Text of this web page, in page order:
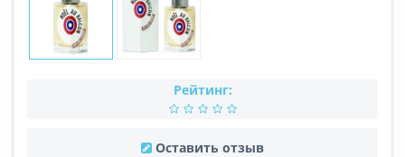
Рейтинг:
Оставить отзыв